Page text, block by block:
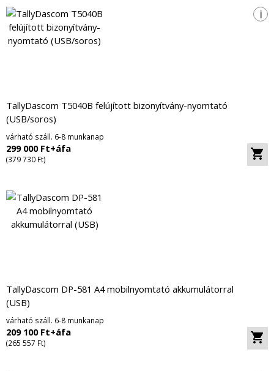
i
TallyDascom T5040B felújított bizonyítvány-nyomtató
(USB/soros)
várható száll. 6-8 munkanap
299 000 Ft+áfa
(379 730 Ft)
TallyDascom DP-581 A4 mobilnyomtató akkumulátorral
(USB)
várható száll. 6-8 munkanap
209 100 Ft+áfa
(265 557 Ft)